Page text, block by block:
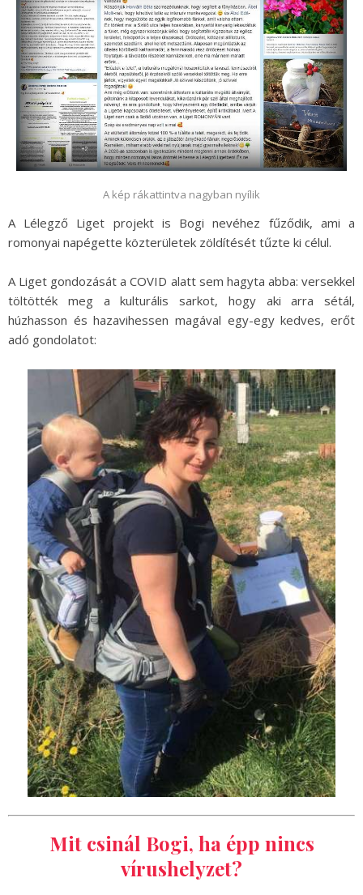
A kép rákattintva nagyban nyílik
A Lélegző Liget projekt is Bogi nevéhez fűződik, ami a
romonyai napégette közterületek zöldítését tűzte ki célul.
A Liget gondozását a COVID alatt sem hagyta abba: versekkel
töltötték meg a kulturális sarkot, hogy aki arra sétál,
húzhasson és hazavihessen magával egy-egy kedves, erőt
adó gondolatot:
Mit csinál Bogi, ha épp nincs
vírushelyzet?